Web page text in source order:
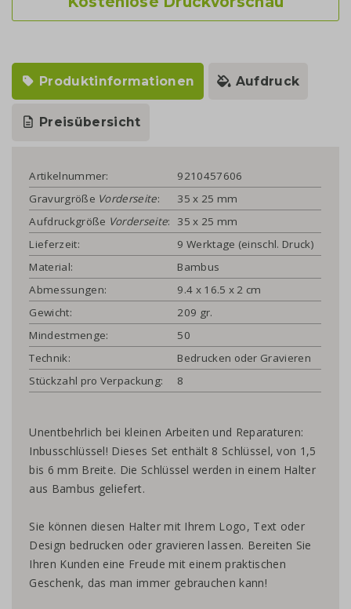
Produktinformationen Aufdruck
Preisübersicht
Artikelnummer:
9210457606
Gravurgröße Vorderseite:
35 x 25 mm
Aufdruckgröße Vorderseite:
35 x 25 mm
Lieferzeit:
9 Werktage (einschl. Druck)
Material:
Bambus
Abmessungen:
9.4 x 16.5 x 2 cm
Gewicht:
209 gr.
Mindestmenge:
50
Technik:
Bedrucken oder Gravieren
Stückzahl pro Verpackung:
8
Unentbehrlich bei kleinen Arbeiten und Reparaturen:
Inbusschlüssel! Dieses Set enthält 8 Schlüssel, von 1,5
bis 6 mm Breite. Die Schlüssel werden in einem Halter
aus Bambus geliefert.
Sie können diesen Halter mit Ihrem Logo, Text oder
Design bedrucken oder gravieren lassen. Bereiten Sie
Ihren Kunden eine Freude mit einem praktischen
Geschenk, das man immer gebrauchen kann!